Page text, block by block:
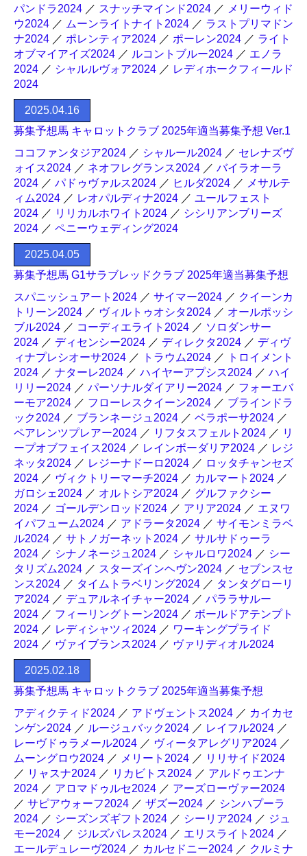
パンドラ2024 ／ スナッチマインド2024 ／ メリーウィド
ウ2024 ／ ムーンライトナイト2024 ／ ラストプリマドン
ナ2024 ／ ポレンティア2024 ／ ポーレン2024 ／ ライト
オブマイアイズ2024 ／ ルコントブルー2024 ／ エノラ
2024 ／ シャルルヴォア2024 ／ レディホークフィールド
2024
2025.04.16
募集予想馬 キャロットクラブ 2025年適当募集予想 Ver.1
ココファンタジア2024 ／ シャルール2024 ／ セレナズヴ
ォイス2024 ／ ネオフレグランス2024 ／ バイラオーラ
2024 ／ パドゥヴァルス2024 ／ ヒルダ2024 ／ メサルテ
ィム2024 ／ レオパルディナ2024 ／ ユールフェスト
2024 ／ リリカルホワイト2024 ／ シシリアンブリーズ
2024 ／ ペニーウェディング2024
2025.04.05
募集予想馬 G1サラブレッドクラブ 2025年適当募集予想
スパニッシュアート2024 ／ サイマー2024 ／ クイーンカ
トリーン2024 ／ ヴィルトゥオシタ2024 ／ オールポッシ
ブル2024 ／ コーディエライト2024 ／ ソロダンサー
2024 ／ ディセンシー2024 ／ ディレクタ2024 ／ ディヴ
ィナプレシオーサ2024 ／ トラウム2024 ／
トロイメント
2024 ／ ナターレ2024 ／ ハイヤーアプシス2024 ／ ハイ
リリー2024 ／ パーソナルダイアリー2024 ／ フォーエバ
ーモア2024 ／ フローレスクイーン2024 ／ ブラインドラ
ック2024 ／ ブランネージュ2024 ／ ベラポーサ2024 ／
ペアレンツプレアー2024 ／ リフタスフェルト2024 ／ リ
ープオブフェイス2024 ／ レインボーダリア2024 ／ レジ
ネッタ2024 ／ レジーナドーロ2024 ／ ロッタチャンセズ
2024 ／ ヴィクトリーマーチ2024 ／ カルマート2024 ／
ガロシェ2024 ／ オルトシア2024 ／ グルファクシー
2024 ／ ゴールデンロッド2024 ／ アリア2024 ／ エヌワ
イパフューム2024 ／ アドラータ2024 ／ サイモンミラベ
ル2024 ／ サトノガーネット2024 ／ サルサドゥーラ
2024 ／ シナノネージュ2024 ／ シャルロワ2024 ／ シー
タリズム2024 ／ スターズインヘヴン2024 ／ セブンスセ
ンス2024 ／ タイムトラベリング2024 ／ タンタグローリ
ア2024 ／ デュアルネイチャー2024 ／ パララサルー
2024 ／ フィーリングトーン2024 ／ ボールドアテンプト
2024 ／ レディシャツィ2024 ／ ワーキングプライド
2024 ／ ヴァイブランス2024 ／ ヴァリディオル2024
2025.02.18
募集予想馬 キャロットクラブ 2025年適当募集予想
アディクティド2024 ／ アドヴェントス2024 ／ カイカセ
ンゲン2024 ／ ルージュバック2024 ／ レイフル2024 ／
レーヴドゥラメール2024 ／ ヴィータアレグリア2024 ／
ムーングロウ2024 ／ メリート2024 ／ リリサイド2024
／ リャスナ2024 ／ リカビトス2024 ／ アルドゥエンナ
2024 ／ アロマドゥルセ2024 ／ アーズローヴァー2024
／ サピアウォーフ2024 ／ ザズー2024 ／ シンハプーラ
2024 ／ シーズンズギフト2024 ／ シーリア2024 ／ ジュ
モー2024 ／ ジルズパレス2024 ／ エリスライト2024 ／
エールデュレーヴ2024 ／ カルセドニー2024 ／ クルミナ